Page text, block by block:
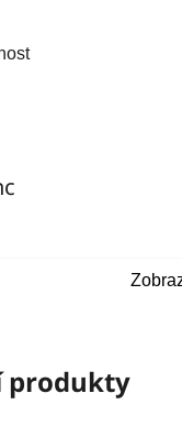
je 5 z 5
je 5 z 5
je 5 z 5
produkty